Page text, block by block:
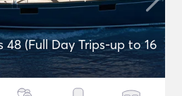
48 (Full Day Trips-up to 16